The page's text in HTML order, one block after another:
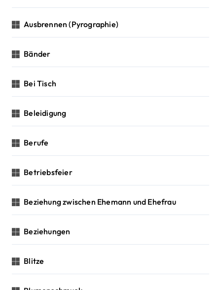
Ausbrennen (Pyrographie)
Bänder
Bei Tisch
Beleidigung
Berufe
Betriebsfeier
Beziehung zwischen Ehemann und Ehefrau
Beziehungen
Blitze